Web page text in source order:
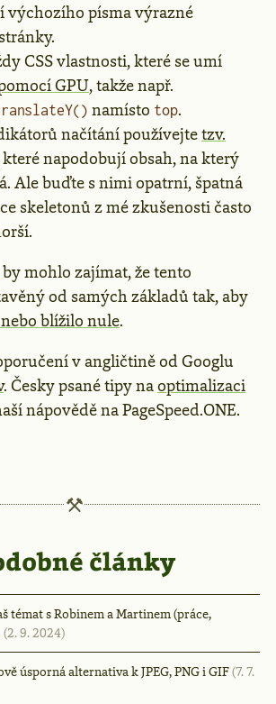
výchozího písma výrazné
CSS vlastnosti, které se umí
GPU, takže např.
namísto top.
načítání používejtetzv.
které napodobují obsah, na který
Ale buďte s nimi opatrní, špatná
skeletonů z mé zkušenosti často
by mohlo zajímat, že tento
od samých základů tak, aby
blížilo nule.
v angličtině od Googlu
. Česky psané tipy naoptimalizaci
nápovědě na PageSpeed.ONE.
články
témat s Robinem a Martinem (práce,
(2. 9. 2024)
úsporná alternativa k JPEG, PNG i GIF(7. 7.